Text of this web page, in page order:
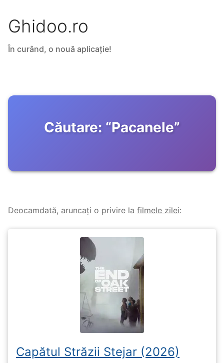
Ghidoo.ro
În curând, o nouă aplicație!
Căutare: “Pacanele”
Deocamdată, aruncați o privire la filmele zilei:
Capătul Străzii Stejar (2026)